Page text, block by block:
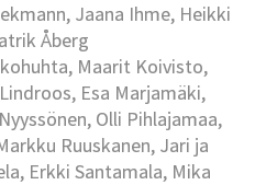
Jaana Ihme, Heikki
Åberg
Maarit Koivisto,
Esa Marjamäki,
Olli Pihlajamaa,
Ruuskanen, Jari ja
Erkki Santamala, Mika